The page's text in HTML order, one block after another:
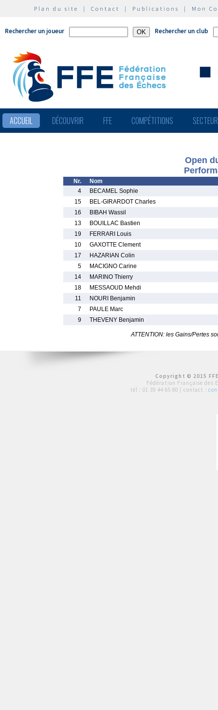
Plan du site | Contact | Publications | Mon
Rechercher un joueur Rechercher un club
ACCUEIL DÉCOUVRIR FFE COMPÉTITIONS
Open
Nr.
Nom
4
BECAMEL Sophie
15
BEL-GIRARDOT Charles
16
BIBAH Wassil
13
BOUILLAC Bastien
19
FERRARI Louis
10
GAXOTTE Clement
17
HAZARIAN Colin
5
MACIGNO Carine
14
MARINO Thierry
18
MESSAOUD Mehdi
11
NOURI Benjamin
7
PAULE Marc
9
THEVENY Benjamin
ATTENTION: les Gains/Pertes
Copyright © 2015
Fédération Française des
tél : 01 39 44 65 80 | contact :